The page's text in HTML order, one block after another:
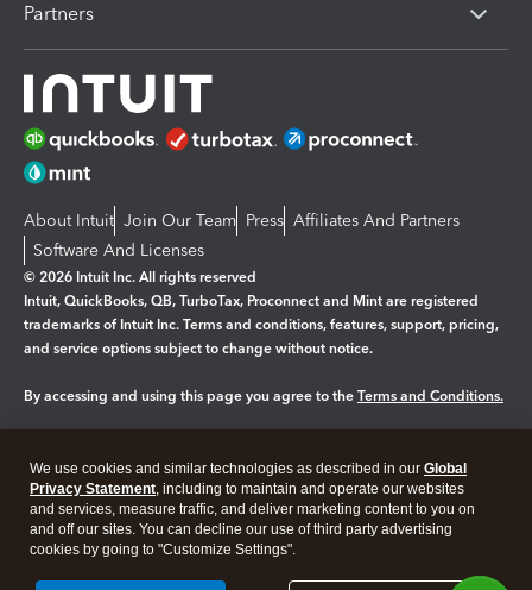
Partners
About Intuit Join Our Team Press Affiliates And Partners
Software And Licenses
© 2026 Intuit Inc. All rights reserved
Intuit, QuickBooks, QB, TurboTax, Proconnect and Mint are registered
trademarks of Intuit Inc. Terms and conditions, features, support, pricing,
and service options subject to change without notice.
By accessing and using this page you agree to the Terms and Conditions.
Legal Privacy Security
We use cookies and similar technologies as described in our Global
Privacy Statement, including to maintain and operate our websites
and services, measure traffic, and deliver marketing content to you on
and off our sites. You can decline our use of third party advertising
cookies by going to "Customize Settings".